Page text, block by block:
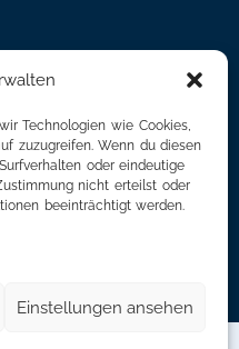
Technologien wie Cookies,
zuzugreifen. Wenn du diesen
oder eindeutige
nicht erteilst oder
beeinträchtigt werden.
Einstellungen ansehen